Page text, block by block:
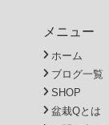
メニュー
ホーム
ブログ一覧
SHOP
盆栽Qとは